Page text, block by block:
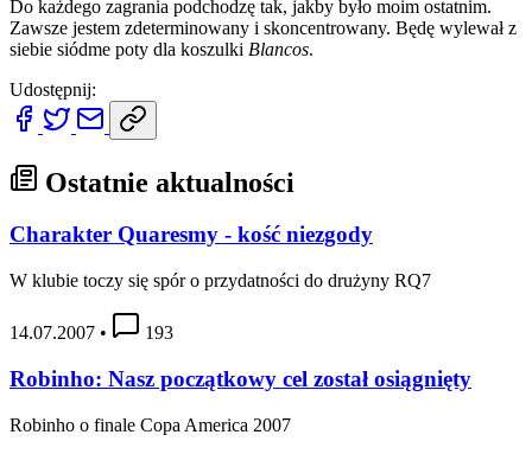
Do każdego zagrania podchodzę tak, jakby było moim ostatnim.
Zawsze jestem zdeterminowany i skoncentrowany. Będę wylewał z
siebie siódme poty dla koszulki Blancos.
Udostępnij:
Ostatnie aktualności
Charakter Quaresmy - kość niezgody
W klubie toczy się spór o przydatności do drużyny RQ7
14.07.2007 • 193
Robinho: Nasz początkowy cel został osiągnięty
Robinho o finale Copa America 2007